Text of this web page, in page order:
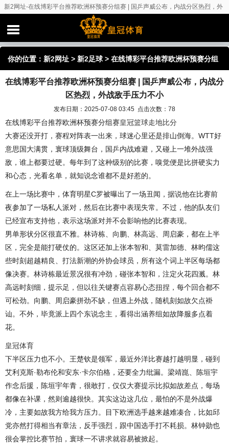
新2网址-在线博彩平台推荐欧洲杯预赛分组赛 | 国乒声威公布，内战分区热烈，外
你的位置： 新2网址 > 新2足球 > 在线博彩平台推荐欧洲杯预赛分组
赛 | 国乒声威公布，内战分区热烈，外战敌手压力不小
在线博彩平台推荐欧洲杯预赛分组赛 | 国乒声威公布，内战分
区热烈，外战敌手压力不小
发布日期：2025-07-08 03:45 点击次数：78
在线博彩平台推荐欧洲杯预赛分组赛皇冠篮球走地比分
大赛还没开打，赛程对阵表一出来，球迷心里还是排山倒海。WTT好
意思国大满贯，寰球顶级舞台，国乒内战难避，又碰上一堆外战强
敌，谁上都要过硬。每年到了这种级别的比赛，嗅觉便是比拼硬实力
和心态，光看名单，就知说念谁都不是好惹的。
在上一场比赛中，体育明星C罗被曝出了一场丑闻，据说他在比赛前
夜参加了一场私人派对，然后在比赛中表现失常。不过，他的队友们
已经宣布支持他，表示这场派对并不会影响他的比赛表现。
男单形状分区很直不雅。林诗栋、向鹏、林高远、周启豪，都在上半
区，完全是能打硬仗的。这区还加上张本智和、莫雷加德、林昀儒这
些时刻超越精良、打法新潮的外协会球员，所有这个词上半区每场都
像决赛。林诗栋最近景况很有冲劲，碰张本智和，注定火花四溅。林
高远时刻细，提示足，但以往关键赛点容易心态扭捏，每个回合都不
可松劲。向鹏、周启豪拼劲不缺，但遇上外战，随机刻如故欠点褂
讪。不外，毕竟派上四个东说念主，看得出涵养组如故降服多点着
花。
皇冠体育
下半区压力也不小。王楚钦是领军，最近外洋比赛越打越明显，碰到
艾利克斯·勒布伦和安东·卡尔伯格，还要全力纰漏。梁靖崑、陈垣宇
作念后援，陈垣宇年青，很敢打，仅仅大赛提示比拟如故差点，每场
都像在补课，然则逾越很快。其实这边这几位，最怕的不是外战爆
冷，主要如故我方给我方压力。目下欧洲选手越来越难凑合，比如邱
党亦然打得相当有章法，反手强烈，跟中国选手打不耗损。林钟勋也
很会掌控比赛节拍，寰球一不讲求就容易被掀起。